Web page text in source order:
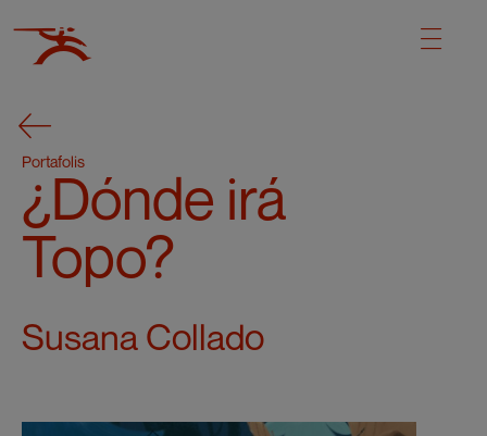
Portafolis
¿Dónde irá
Topo?
Susana Collado